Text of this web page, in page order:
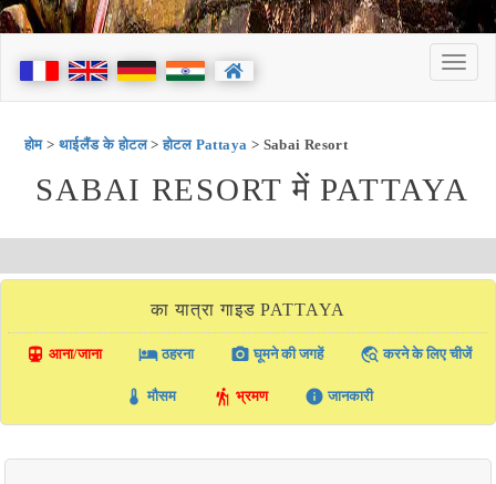
होम>थाईलैंड के होटल>होटल Pattaya > Sabai Resort
SABAI RESORT में PATTAYA
का यात्रा गाइड PATTAYA
directions_transit आना/जाना local_hotelठहरना photo_camera घूमने की जगहें travel_explore करने के लिए चीजें
thermostat मौसम hiking भ्रमण info जानकारी